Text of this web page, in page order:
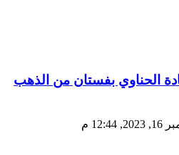
الحناوي بفستان من الذهب
م